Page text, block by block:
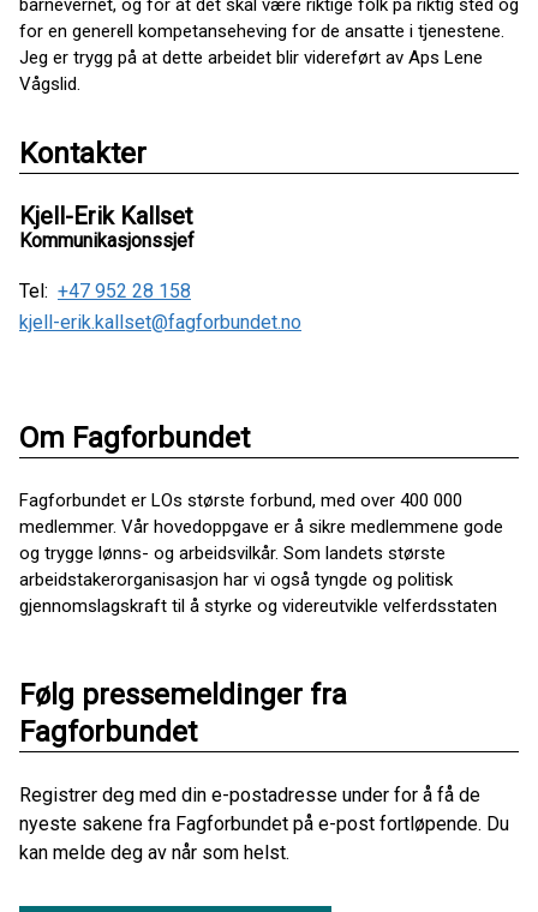
barnevernet, og for at det skal være riktige folk på riktig sted og
for en generell kompetanseheving for de ansatte i tjenestene.
Jeg er trygg på at dette arbeidet blir videreført av Aps Lene
Vågslid.
Kontakter
Kjell-Erik Kallset
Kommunikasjonssjef
Tel: +47 952 28 158
kjell-erik.kallset@fagforbundet.no
Om Fagforbundet
Fagforbundet er LOs største forbund, med over 400 000
medlemmer. Vår hovedoppgave er å sikre medlemmene gode
og trygge lønns- og arbeidsvilkår. Som landets største
arbeidstakerorganisasjon har vi også tyngde og politisk
gjennomslagskraft til å styrke og videreutvikle velferdsstaten
Følg pressemeldinger fra
Fagforbundet
Registrer deg med din e-postadresse under for å få de
nyeste sakene fra Fagforbundet på e-post fortløpende. Du
kan melde deg av når som helst.